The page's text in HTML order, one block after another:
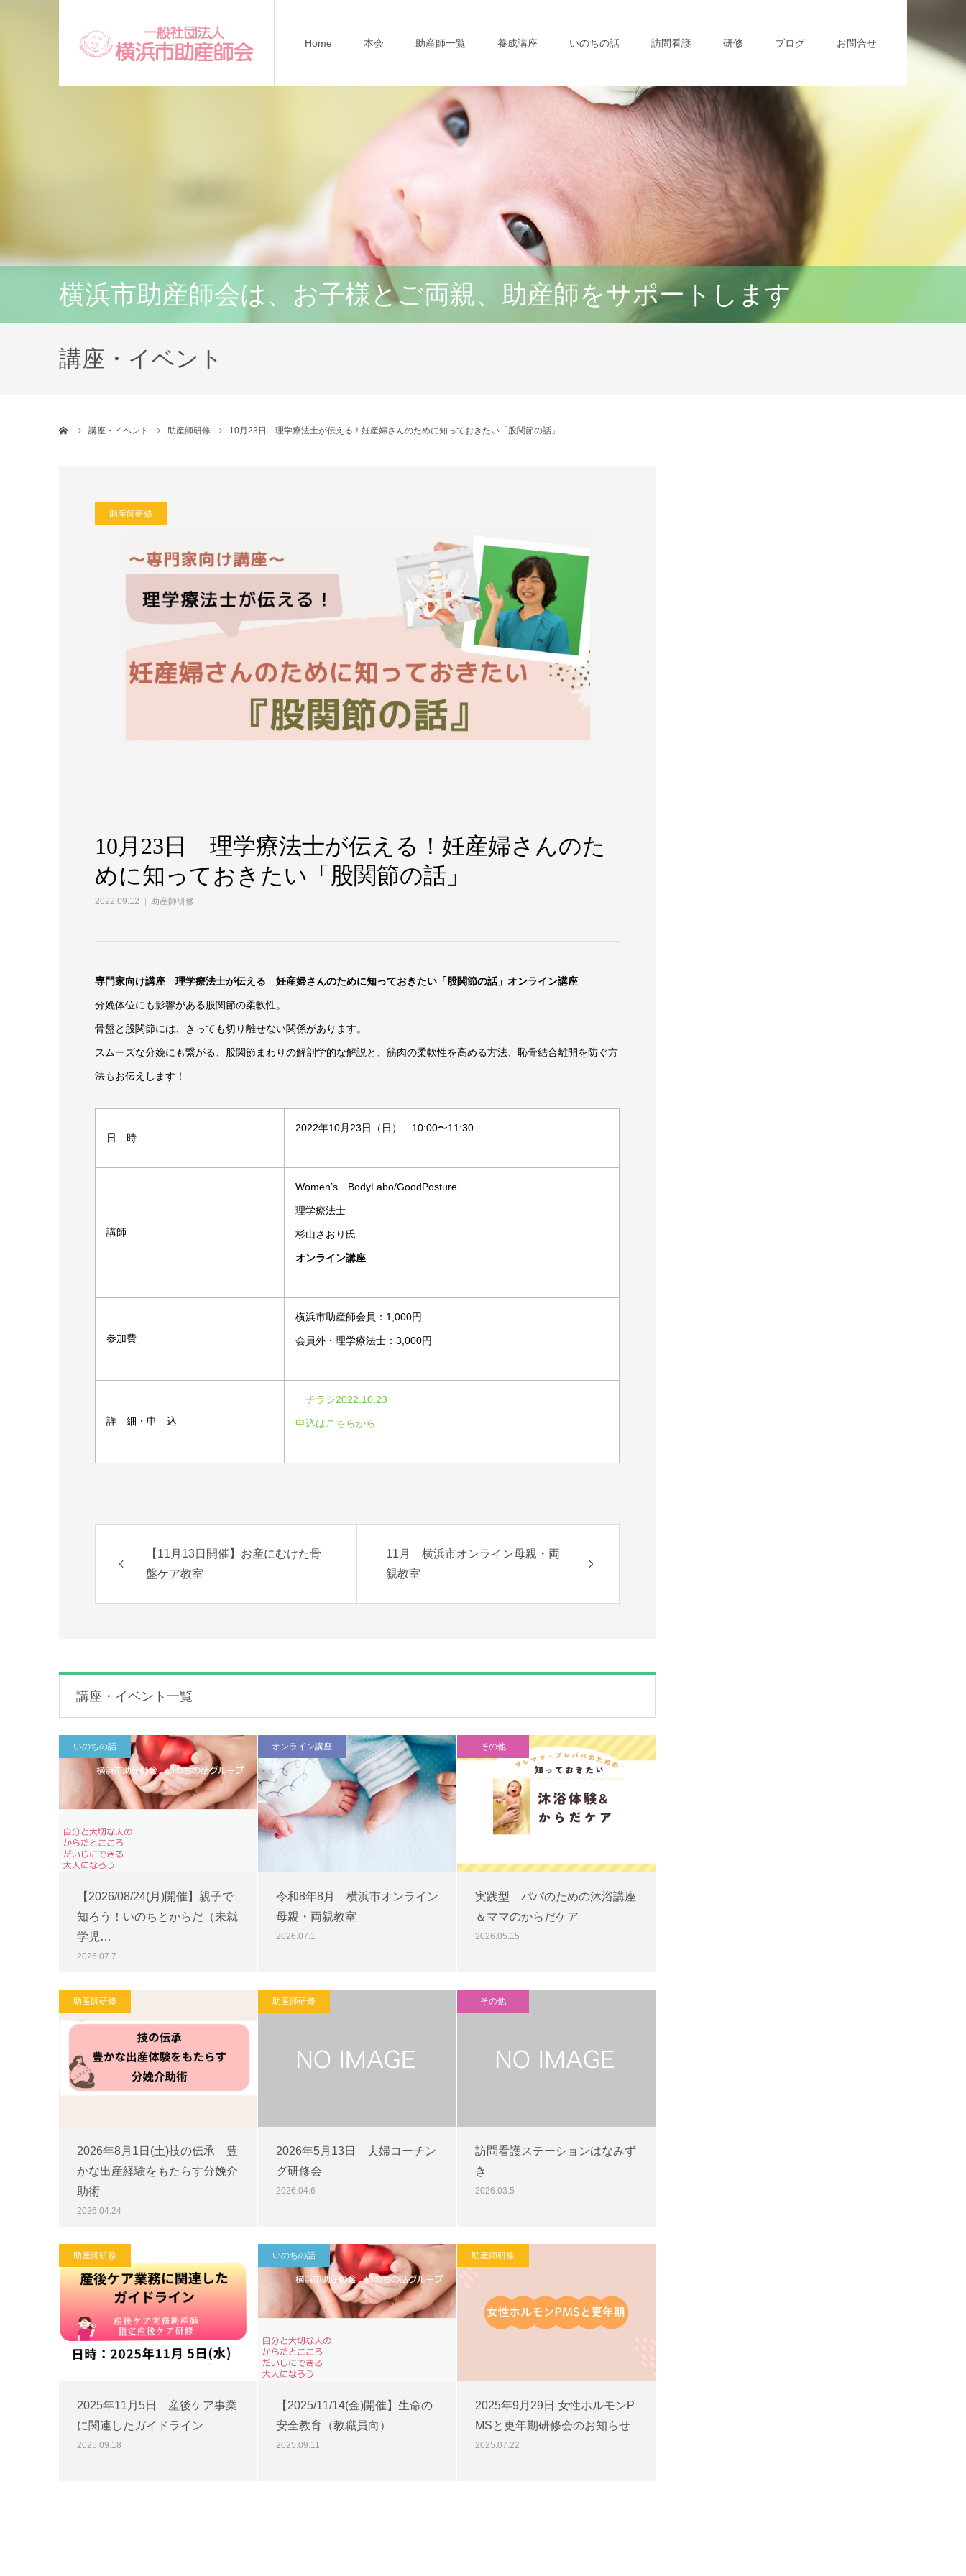
Home 本会 助産師一覧 養成講座 いのちの話 訪問看護 研修 ブログ お問合せ
横浜市助産師会は、お子様とご両親、助産師をサポートします
講座・イベント
講座・イベント 助産師研修 10月23日 理学療法士が伝える！妊産婦さんのために知っておきたい「股関節の話」
助産師研修
10月23日 理学療法士が伝える！妊産婦さんのた
めに知っておきたい「股関節の話」
2022.09.12 助産師研修
専門家向け講座 理学療法士が伝える 妊産婦さんのために知っておきたい「股関節の話」 オンライン講座
分娩体位にも影響がある股関節の柔軟性。
骨盤と股関節には、きっても切り離せない関係があります。
スムーズな分娩にも繋がる、股関節まわりの解剖学的な解説と、筋肉の柔軟性を高める方法、恥骨結合離開を防ぐ方
法もお伝えします！
日 時
2022年10月23日（日） 10:00〜11:30
講師
Women’s BodyLabo/GoodPosture
理学療法士
杉山さおり氏
オンライン講座
参加費
横浜市助産師会員：1,000円
会員外・理学療法士：3,000円
詳 細・申 込
チラシ2022.10.23
申込はこちらから
【11月13日開催】お産にむけた骨
盤ケア教室
11月 横浜市オンライン母親・両
親教室
講座・イベント一覧
いのちの話
【2026/08/24(月)開催】親子で
知ろう！いのちとからだ（未就
学児…
2026.07.7
オンライン講座
令和8年8月 横浜市オンライン
母親・両親教室
2026.07.1
その他
実践型 パパのための沐浴講座
＆ママのからだケア
2026.05.15
助産師研修
2026年8月1日(土)技の伝承 豊
かな出産経験をもたらす分娩介
助術
2026.04.24
助産師研修
2026年5月13日 夫婦コーチン
グ研修会
2026.04.6
その他
訪問看護ステーションはなみず
き
2026.03.5
助産師研修
2025年11月5日 産後ケア事業
に関連したガイドライン
2025.09.18
いのちの話
【2025/11/14(金)開催】生命の
安全教育（教職員向）
2025.09.11
助産師研修
2025年9月29日 女性ホルモンP
MSと更年期研修会のお知らせ
2025.07.22